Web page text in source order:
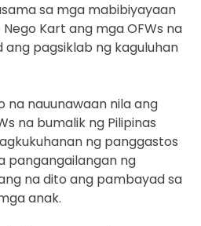
sa mga mabibiyayaan
Kart ang mga OFWs na
pagsiklab ng kaguluhan
na nauunawaan nila ang
na bumalik ng Pilipinas
ng panggastos
pangangailangan ng
na dito ang pambayad sa
anak.